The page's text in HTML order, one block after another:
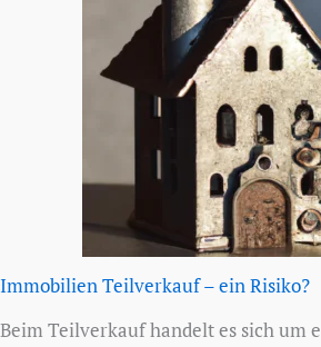
Immobilien Teilverkauf – ein Risiko?
Beim Teilverkauf handelt es sich um